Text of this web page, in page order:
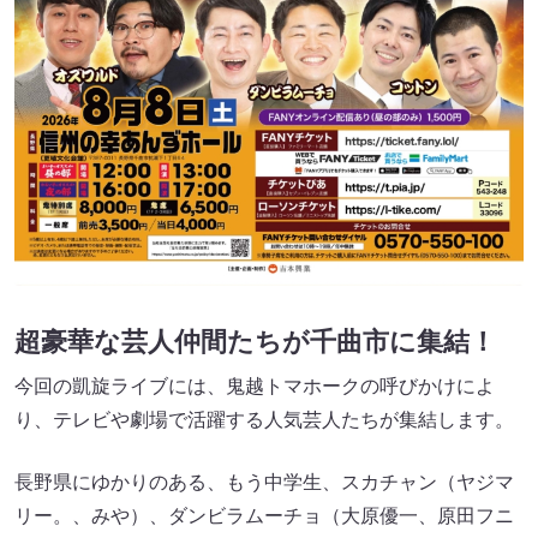
超豪華な芸人仲間たちが千曲市に集結！
今回の凱旋ライブには、鬼越トマホークの呼びかけによ
り、テレビや劇場で活躍する人気芸人たちが集結します。
長野県にゆかりのある、もう中学生、スカチャン（ヤジマ
リー。、みや）、ダンビラムーチョ（大原優一、原田フニ